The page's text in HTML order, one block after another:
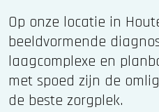
Op onze locatie in
beeldvormende
laagcomplexe en
met spoed zijn de
de beste zorgplek.